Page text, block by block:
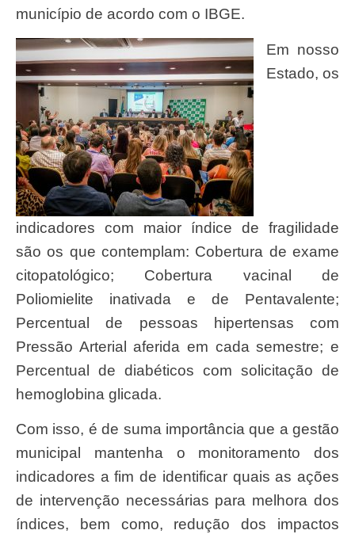
município de acordo com o IBGE.
Em nosso
Estado, os
indicadores com maior índice de fragilidade
são os que contemplam: Cobertura de exame
citopatológico; Cobertura vacinal de
Poliomielite inativada e de Pentavalente;
Percentual de pessoas hipertensas com
Pressão Arterial aferida em cada semestre; e
Percentual de diabéticos com solicitação de
hemoglobina glicada.
Com isso, é de suma importância que a gestão
municipal mantenha o monitoramento dos
indicadores a fim de identificar quais as ações
de intervenção necessárias para melhora dos
índices, bem como, redução dos impactos